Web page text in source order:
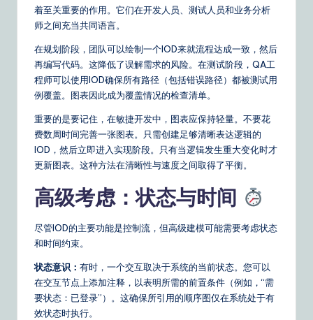
着至关重要的作用。它们在开发人员、测试人员和业务分析
师之间充当共同语言。
在规划阶段，团队可以绘制一个IOD来就流程达成一致，然后
再编写代码。这降低了误解需求的风险。在测试阶段，QA工
程师可以使用IOD确保所有路径（包括错误路径）都被测试用
例覆盖。图表因此成为覆盖情况的检查清单。
重要的是要记住，在敏捷开发中，图表应保持轻量。不要花
费数周时间完善一张图表。只需创建足够清晰表达逻辑的
IOD，然后立即进入实现阶段。只有当逻辑发生重大变化时才
更新图表。这种方法在清晰性与速度之间取得了平衡。
高级考虑：状态与时间
尽管IOD的主要功能是控制流，但高级建模可能需要考虑状态
和时间约束。
状态意识： 有时，一个交互取决于系统的当前状态。您可以
在交互节点上添加注释，以表明所需的前置条件（例如，“需
要状态：已登录”）。这确保所引用的顺序图仅在系统处于有
效状态时执行。